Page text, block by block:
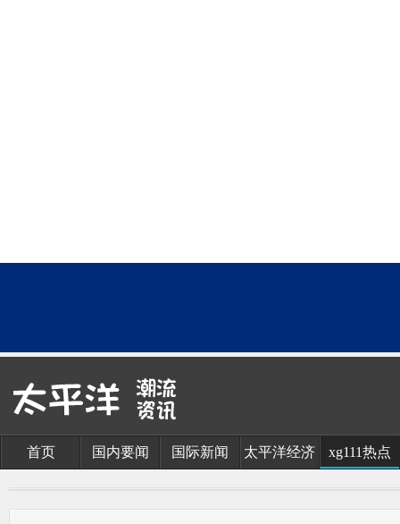
首页 国内要闻 国际新闻 太平洋经济 xg111热点